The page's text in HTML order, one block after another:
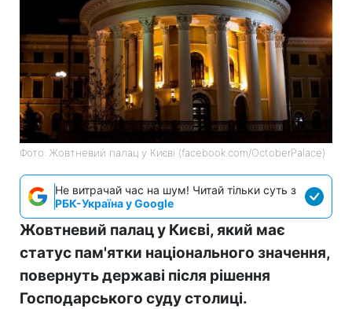
Фото: Жовтневий палац у Києві (facebook.com/OctoberPalace)
Не витрачай час на шум! Читай тільки суть з
РБК-Україна у Google
Жовтневий палац у Києві, який має
статус пам'ятки національного значення,
повернуть державі після рішення
Господарського суду столиці.